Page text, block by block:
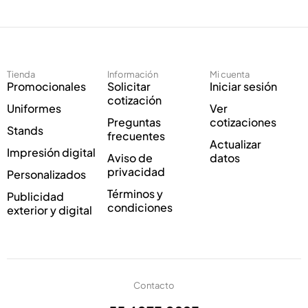
o
e
c
r
ó
i
c
C
o
e
c
n
i
c
o
*
Tienda
Promocionales
Uniformes
Stands
Impresión digital
Personalizados
Publicidad
exterior y digital
Información
Solicitar
cotización
Preguntas
frecuentes
Aviso de
privacidad
Términos y
condiciones
Mi cuenta
Iniciar sesión
Ver
cotizaciones
Actualizar
datos
Contacto